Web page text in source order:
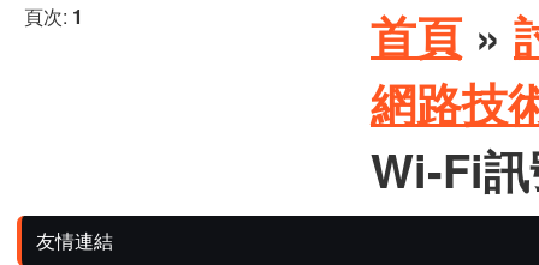
頁次: 1 首頁 »
網路技
Wi-Fi
友情連結